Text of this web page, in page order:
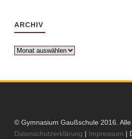
ARCHIV
Archiv
© Gymnasium Gaußschule 2016. Alle
Datenschutzerklärung | Impressum |